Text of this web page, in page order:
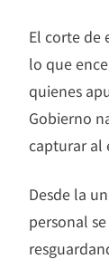
El corte de
lo que
quienes
Gobierno
capturar al
Desde la
personal